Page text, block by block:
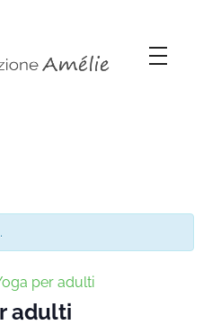
per adulti
adulti